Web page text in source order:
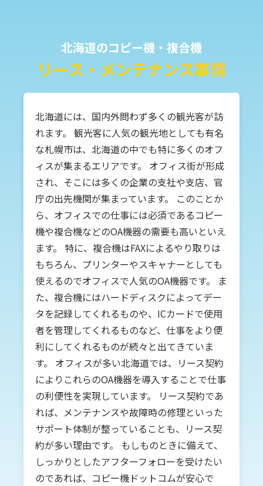
北海道のコピー機・複合機
リース・メンテナンス事情
北海道には、国内外問わず多くの観光客が訪
れます。 観光客に人気の観光地としても有名
な札幌市は、北海道の中でも特に多くのオフ
ィスが集まるエリアです。 オフィス街が形成
され、そこには多くの企業の支社や支店、官
庁の出先機関が集まっています。 このことか
ら、オフィスでの仕事には必須であるコピー
機や複合機などのOA機器の需要も高いといえ
ます。 特に、複合機はFAXによるやり取りは
もちろん、プリンターやスキャナーとしても
使えるのでオフィスで人気のOA機器です。 ま
た、複合機にはハードディスクによってデー
タを記録してくれるものや、ICカードで使用
者を管理してくれるものなど、仕事をより便
利にしてくれるものが続々と出てきていま
す。 オフィスが多い北海道では、リース契約
によりこれらのOA機器を導入することで仕事
の利便性を実現しています。 リース契約であ
れば、メンテナンスや故障時の修理といった
サポート体制が整っていることも、リース契
約が多い理由です。 もしものときに備えて、
しっかりとしたアフターフォローを受けたい
のであれば、コピー機ドットコムが安心で